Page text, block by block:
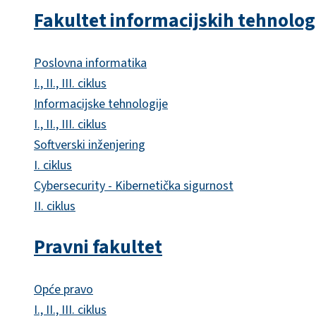
Fakultet informacijskih
Poslovna informatika
I., II., III. ciklus
Informacijske tehnologije
I., II., III. ciklus
Softverski inženjering
I. ciklus
Cybersecurity - Kibernetička sigurnost
II. ciklus
Pravni fakultet
Opće pravo
I., II., III. ciklus